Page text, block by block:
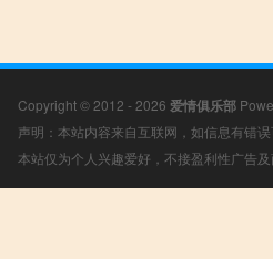
Copyright © 2012 - 2026 爱情俱乐部
声明：本站内容来自互联网，如信息有错
本站仅为个人兴趣爱好，不接盈利性广告